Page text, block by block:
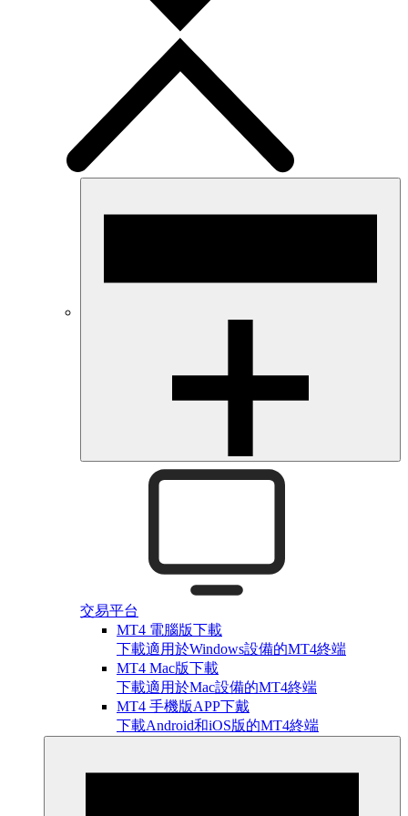
交易平台
MT4 電腦版下載
下載適用於Windows設備的MT4終端
MT4 Mac版下載
下載適用於Mac設備的MT4終端
MT4 手機版APP下戴
下載Android和iOS版的MT4終端